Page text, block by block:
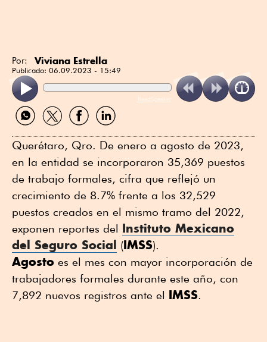
Por: Viviana Estrella
Publicado: 06.09.2023 - 15:49
ReadSpeaker
Compartir
por
Compartir
por
Compartir
por
Compartir
por
Querétaro, Qro. De enero a agosto de 2023,
en la entidad se incorporaron 35,369 puestos
de trabajo formales, cifra que reflejó un
crecimiento de 8.7% frente a los 32,529
puestos creados en el mismo tramo del 2022,
exponen reportes del Instituto Mexicano
del Seguro Social (IMSS).
Agosto es el mes con mayor incorporación de
trabajadores formales durante este año, con
7,892 nuevos registros ante el IMSS.